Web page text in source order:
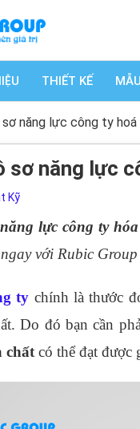
THIẾT KẾ
năng lực công ty
sơ năng lực
Kỹ
lực công ty
với Rubic
ty chính là thước
Do đó bạn cần
chất có thể đạt được